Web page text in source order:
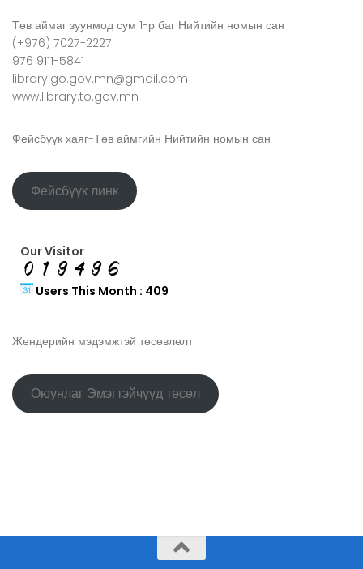
Төв аймаг зуунмод сум 1-р баг Нийтийн номын сан
(+976) 7027-2227
976 9111-5841
library.go.gov.mn@gmail.com
www.library.to.gov.mn
Фейсбүүк хаяг-Төв аймгийн Нийтийн номын сан
Фейсбүүк линк
Our Visitor
Users This Month : 409
Жендерийн мэдэмжтэй төсөвлөлт
Оюунлаг Эмэгтэйчүүд төсөл